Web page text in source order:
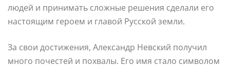
людей и принимать сложные решения сделали его
настоящим героем и главой Русской земли.
За свои достижения, Александр Невский получил
много почестей и похвалы. Его имя стало символом